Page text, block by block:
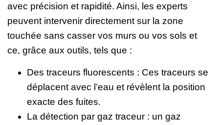
avec précision et rapidité. Ainsi, les experts
peuvent intervenir directement sur la zone
touchée sans casser vos murs ou vos sols et
ce, grâce aux outils, tels que :
Des traceurs fluorescents : Ces traceurs se
déplacent avec l’eau et révèlent la position
exacte des fuites.
La détection par gaz traceur : un gaz